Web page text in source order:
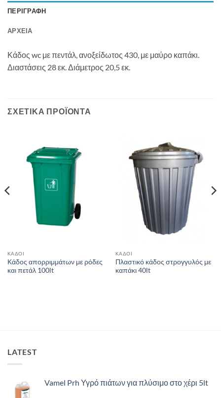
ΠΕΡΙΓΡΑΦΉ
ΑΡΧΕΊΑ
Κάδος wc με πεντάλ, ανοξείδωτος 430, με μαύρο καπάκι.
Διαστάσεις 28 εκ. Διάμετρος 20,5 εκ.
ΣΧΕΤΙΚΆ ΠΡΟΪΌΝΤΑ
ΚΑΔΟΙ
Κάδος απορριμμάτων με ρόδες
και πετάλ 100lt
ΚΑΔΟΙ
Πλαστικό κάδος στρογγυλός με
καπάκι 40lt
LATEST
Vamel Prh Υγρό πιάτων για πλύσιμο στο χέρι 5lt